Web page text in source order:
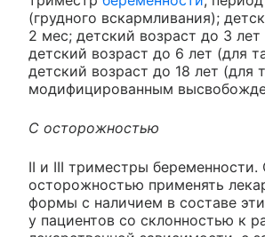
(грудного вскармливания);
2 мес; детский возраст до 3
детский возраст до 6 лет (для
детский возраст до 18 лет (для
модифицированным
С осторожностью
II и III триместры беременности.
осторожностью применять
формы с наличием в составе
у пациентов со склонностью к